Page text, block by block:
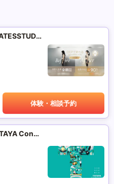
ピラティススタジオ デップ (PILATESSTUDIO DEP)
体験・相談予約
ツタヤコンディショニング(TSUTAYA Conditioning)PILATES